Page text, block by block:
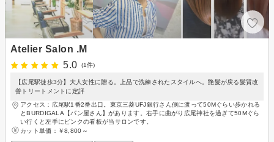
Atelier Salon .M
5.0
(1件)
【広尾駅徒歩3分】大人女性に贈る。上品で洗練されたスタイルへ。艶髪が戻る髪質改
善トリートメントに定評
アクセス：広尾駅1番2番出口。東京三菱UFJ銀行さん側に渡って50Mぐらい歩かれる
とBURDIGALA【パン屋さん】があります。右手に曲がり広尾神社を過ぎて50Mぐら
い行くと左手にピンクの看板が当サロンです。
カット単価： ￥8,800～